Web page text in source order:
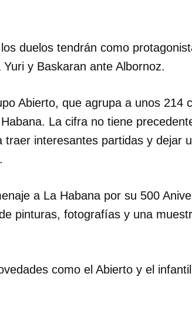
duelos tendrán como
y Baskaran ante Albornoz.
Abierto, que agrupa a unos 214
La cifra no tiene
interesantes partidas y dejar
a La Habana por su 500
pinturas, fotografías y una
como el Abierto y el infantil